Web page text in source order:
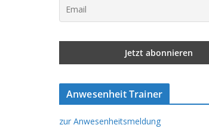
Anwesenheit Trainer
zur Anwesenheitsmeldung